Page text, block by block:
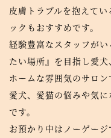
皮膚トラブルを抱えて
ックもおすすめです。
経験豊富なスタッフが
たい場所』を目指し愛
ホームな雰囲気のサロン
愛犬、愛猫の悩みや気
です。
お預かり中はノーゲージ